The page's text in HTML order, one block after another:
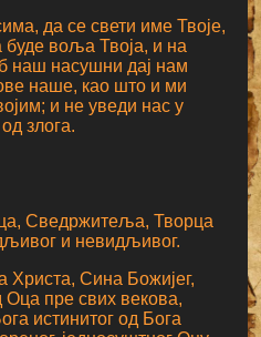
да се свети име Твоје,
буде воља Твоја, и на
наш насушни дај нам
наше, као што и ми
и не уведи нас у
злога.
Сведржитеља, Творца
и невидљивог.
Христа, Сина Божијег,
Оца пре свих векова,
истинитог од Бога